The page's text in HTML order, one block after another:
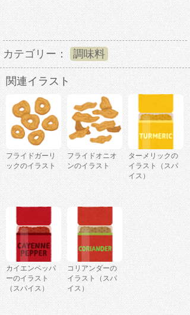
カテゴリー： 調味料
関連イラスト
フライドガーリ
ックのイラスト
フライドオニオ
ンのイラスト
ターメリックの
イラスト（スパ
イス）
カイエンペッパ
ーのイラスト
（スパイス）
コリアンダーの
イラスト（スパ
イス）